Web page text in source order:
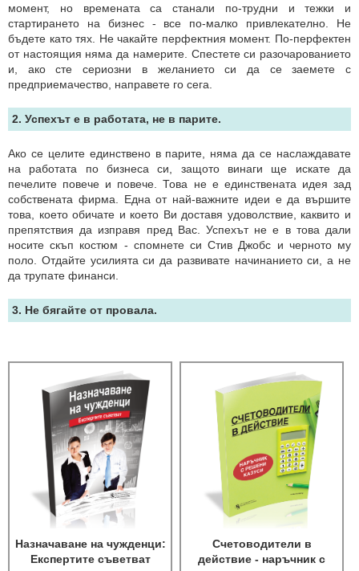
момент, но времената са станали по-трудни и тежки и
стартирането на бизнес - все по-малко привлекателно. Не
бъдете като тях. Не чакайте перфектния момент. По-перфектен
от настоящия няма да намерите. Спестете си разочарованието
и, ако сте сериозни в желанието си да се заемете с
предприемачество, направете го сега.
2. Успехът е в работата, не в парите.
Ако се целите единствено в парите, няма да се наслаждавате
на работата по бизнеса си, защото винаги ще искате да
печелите повече и повече. Това не е единствената идея зад
собствената фирма. Една от най-важните идеи е да вършите
това, което обичате и което Ви доставя удоволствие, каквито и
препятствия да изправя пред Вас. Успехът не е в това дали
носите скъп костюм - спомнете си Стив Джобс и черното му
поло. Отдайте усилията си да развивате начинанието си, а не
да трупате финанси.
3. Не бягайте от провала.
Назначаване на чужденци:
Експертите съветват
Счетоводители в
действие - наръчник с